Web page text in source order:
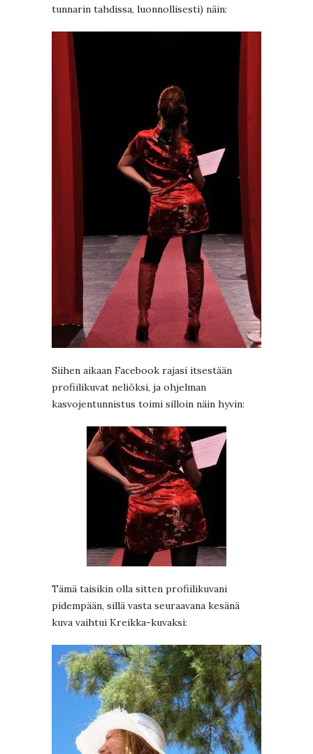
tunnarin tahdissa, luonnollisesti) näin:
Siihen aikaan Facebook rajasi itsestään
profiilikuvat neliöksi, ja ohjelman
kasvojentunnistus toimi silloin näin hyvin:
Tämä taisikin olla sitten profiilikuvani
pidempään, sillä vasta seuraavana kesänä
kuva vaihtui Kreikka-kuvaksi: